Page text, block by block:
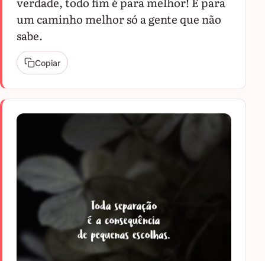
um caminho melhor só a gente que não
sabe.
Copiar